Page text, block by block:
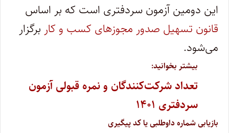
این دومین آزمون سردفتری است که بر اساس
قانون تسهیل صدور مجوزهای کسب و کار برگزار
می‌شود.
بیشتر بخوانید:
تعداد شرکت‌کنندگان و نمره قبولی آزمون
سردفتری ۱۴۰۱
بازیابی شماره داوطلبی یا کد پیگیری